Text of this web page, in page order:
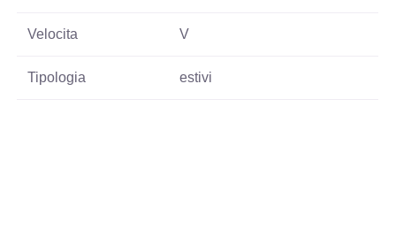
Velocita V
Tipologia estivi